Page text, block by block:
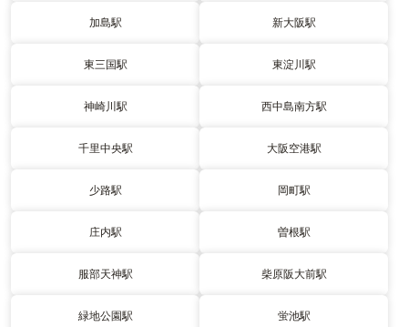
加島駅 新大阪駅
東三国駅 東淀川駅
神崎川駅 西中島南方駅
千里中央駅 大阪空港駅
少路駅 岡町駅
庄内駅 曽根駅
服部天神駅 柴原阪大前駅
緑地公園駅 蛍池駅